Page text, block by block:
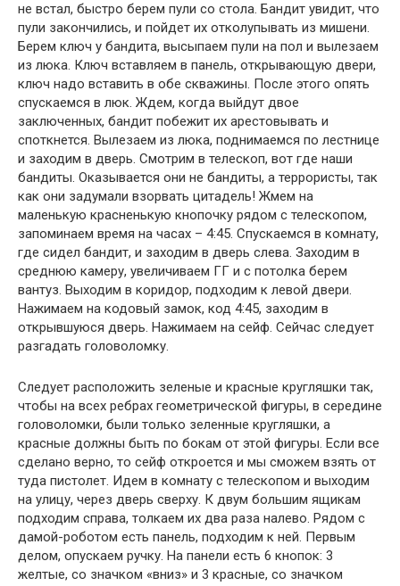
не встал, быстро берем пули со стола. Бандит увидит, что
пули закончились, и пойдет их отколупывать из мишени.
Берем ключ у бандита, высыпаем пули на пол и вылезаем
из люка. Ключ вставляем в панель, открывающую двери,
ключ надо вставить в обе скважины. После этого опять
спускаемся в люк. Ждем, когда выйдут двое
заключенных, бандит побежит их арестовывать и
споткнется. Вылезаем из люка, поднимаемся по лестнице
и заходим в дверь. Смотрим в телескоп, вот где наши
бандиты. Оказывается они не бандиты, а террористы, так
как они задумали взорвать цитадель! Жмем на
маленькую красненькую кнопочку рядом с телескопом,
запоминаем время на часах – 4:45. Спускаемся в комнату,
где сидел бандит, и заходим в дверь слева. Заходим в
среднюю камеру, увеличиваем ГГ и с потолка берем
вантуз. Выходим в коридор, подходим к левой двери.
Нажимаем на кодовый замок, код 4:45, заходим в
открывшуюся дверь. Нажимаем на сейф. Сейчас следует
разгадать головоломку.
Следует расположить зеленые и красные кругляшки так,
чтобы на всех ребрах геометрической фигуры, в середине
головоломки, были только зеленные кругляшки, а
красные должны быть по бокам от этой фигуры. Если все
сделано верно, то сейф откроется и мы сможем взять от
туда пистолет. Идем в комнату с телескопом и выходим
на улицу, через дверь сверху. К двум большим ящикам
подходим справа, толкаем их два раза налево. Рядом с
дамой-роботом есть панель, подходим к ней. Первым
делом, опускаем ручку. На панели есть 6 кнопок: 3
желтые, со значком «вниз» и 3 красные, со значком